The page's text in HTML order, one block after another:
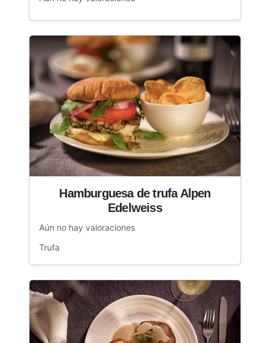
Hamburguesa de trufa Alpen
Edelweiss
Aún no hay valoraciones
Trufa